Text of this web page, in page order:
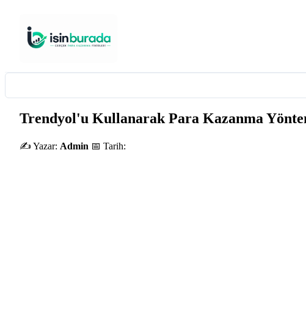
Trendyol'u Kullanarak Para Kazanma
✍️ Yazar: Admin 📅 Tarih: